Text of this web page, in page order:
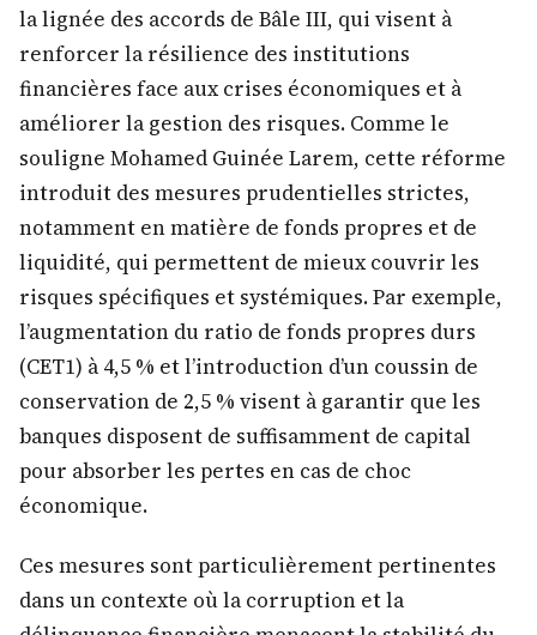
la lignée des accords de Bâle III, qui visent à
renforcer la résilience des institutions
financières face aux crises économiques et à
améliorer la gestion des risques. Comme le
souligne Mohamed Guinée Larem, cette réforme
introduit des mesures prudentielles strictes,
notamment en matière de fonds propres et de
liquidité, qui permettent de mieux couvrir les
risques spécifiques et systémiques. Par exemple,
l’augmentation du ratio de fonds propres durs
(CET1) à 4,5 % et l’introduction d’un coussin de
conservation de 2,5 % visent à garantir que les
banques disposent de suffisamment de capital
pour absorber les pertes en cas de choc
économique.
Ces mesures sont particulièrement pertinentes
dans un contexte où la corruption et la